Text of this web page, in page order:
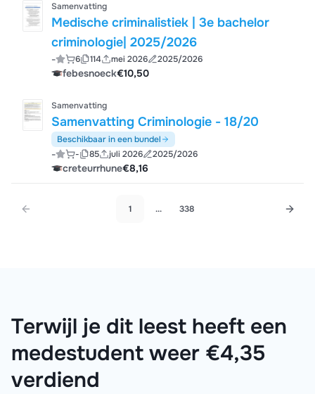
Samenvatting
Medische criminalistiek | 3e bachelor
criminologie| 2025/2026
- 6 114 mei 2026 2025/2026
febesnoeck€10,50
Samenvatting
Samenvatting Criminologie - 18/20
Beschikbaar in een bundel
- - 85 juli 2026 2025/2026
creteurrhune€8,16
1 ... 338
Terwijl je dit leest heeft een
medestudent weer €4,35
verdiend